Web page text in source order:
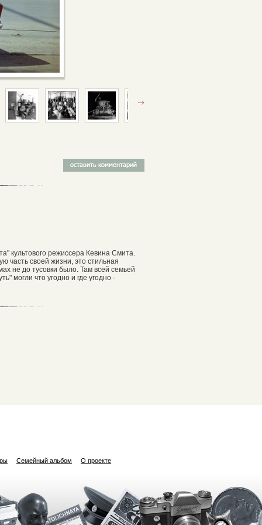
культового режиссера Кевина Смита.
часть своей жизни, это стильная
не до тусовки было. Там всей семьей
могли что угодно и где угодно -
Семейный альбом О проекте